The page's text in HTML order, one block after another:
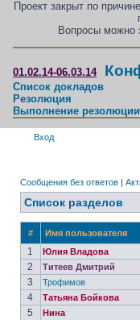
Проект закрыт по
Вопросы можно
01.02.14-06.03.14
Список докладов
Резолюция
Выполнение резолюции
Вход
Сообщения без ответов |
Список разделов
# Имя пользователя
1 Юлия Владова
2
Титеев Дмитрий
3
Трофимов
4
Татьяна Бойкова
5
Нина